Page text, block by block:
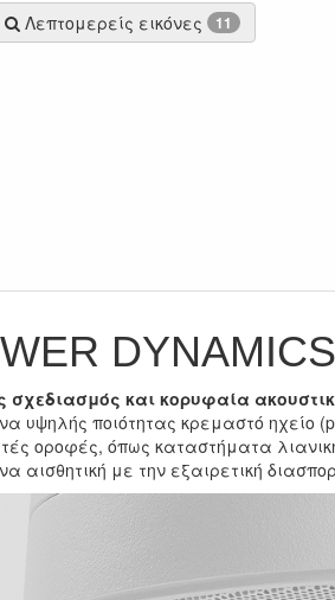
Λεπτομερείς εικόνες 11
σχεδιασμός και κορυφαία
υψηλής ποιότητας κρεμαστό ηχείο
οροφές, όπως καταστήματα
αισθητική με την εξαιρετική